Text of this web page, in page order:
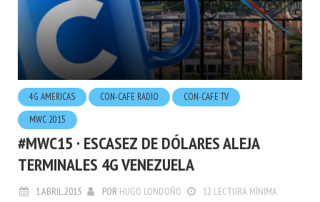
4G AMERICAS CON-CAFE RADIO
CON-CAFE TV
MWC 2015
#MWC15 · ESCASEZ DE DÓLARES ALEJA
TERMINALES 4G VENEZUELA
1.ABRIL.2015 POR HUGO LONDOÑO 12 LECTURA MÍNIMA